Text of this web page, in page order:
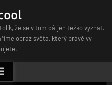
že se v tom dá jen těžko vyznat.
obraz světa, který právě vy